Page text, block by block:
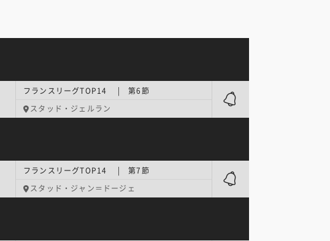
フランスリーグTOP14 | 第6節
スタッド・ジェルラン
フランスリーグTOP14 | 第7節
スタッド・ジャン＝ドージェ